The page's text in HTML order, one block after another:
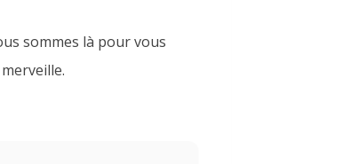
sommes là pour vous